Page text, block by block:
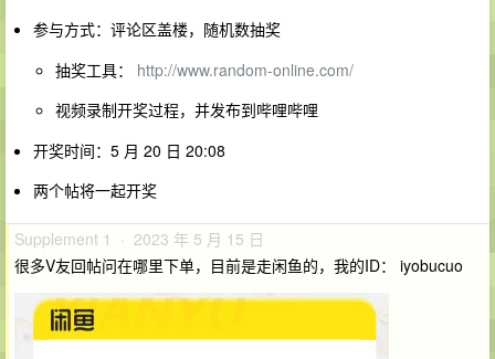
参与方式：评论区盖楼，随机数抽奖
抽奖工具： http://www.random-online.com/
视频录制开奖过程，并发布到哔哩哔哩
开奖时间：5 月 20 日 20:08
两个帖将一起开奖
Supplement 1 · 2023 年 5 月 15 日
很多V友回帖问在哪里下单，目前是走闲鱼的，我的ID： iyobucuo